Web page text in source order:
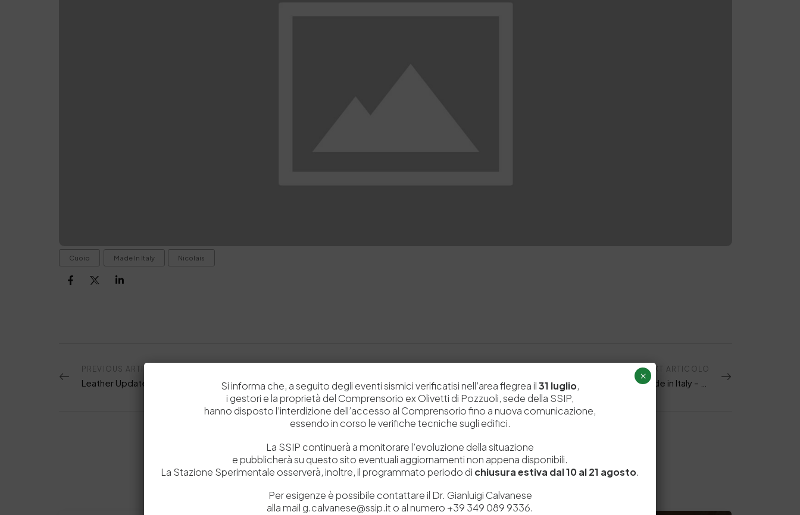
Cuoio Made In Italy Nicolais
PREVIOUS ARTICOLO
Leather Update 37/2024
NEXT ARTICOLO
Related Posts
Si informa che, a seguito degli eventi sismici verificatisi nell’area flegrea il31 luglio,
i gestori e la proprietà del Comprensorio ex Olivetti di Pozzuoli, sede della SSIP,
hanno disposto l’interdizione dell’accesso al Comprensorio fino a nuova comunicazione,
essendo in corso le verifiche tecniche sugli edifici.
La SSIP continuerà a monitorare l’evoluzione della situazione
e pubblicherà su questo sito eventuali aggiornamenti non appena disponibili.
La Stazione Sperimentale osserverà, inoltre, il programmato periodo di chiusura estiva dal 10 al 21 agosto.
Per esigenze è possibile contattare il Dr. Gianluigi Calvanese
alla mail g.calvanese@ssip.it o al numero +39 349 089 9336.
×